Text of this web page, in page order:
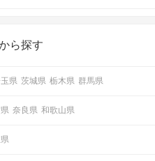
集めました♪ いままさに楽しいことを探し
ら探す
県 茨城県 栃木県 群馬県
奈良県 和歌山県